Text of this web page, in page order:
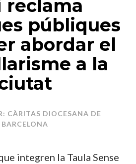
reclama
públiques
abordar el
a la
CÀRITAS DIOCESANA DE
BARCELONA
integren la Taula Sense